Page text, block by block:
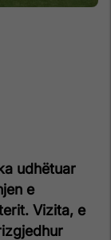
udhëtuar
e
Vizita, e